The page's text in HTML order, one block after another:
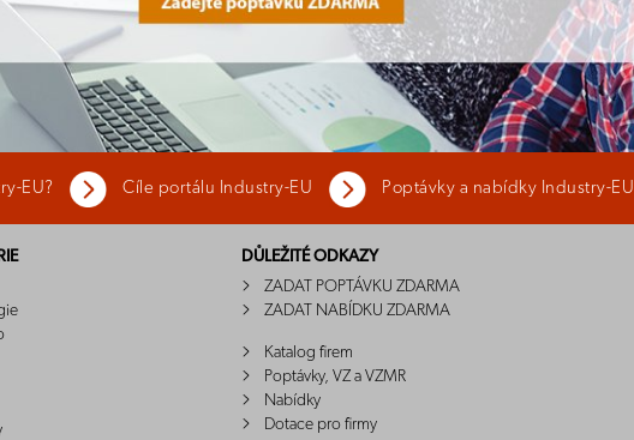
EU? Cíle portálu Industry-EU Poptávky a nabídky Industry-EU
DŮLEŽITÉ ODKAZY
ZADAT POPTÁVKU ZDARMA
ZADAT NABÍDKU ZDARMA
Katalog firem
Poptávky, VZ a VZMR
Nabídky
Dotace pro firmy